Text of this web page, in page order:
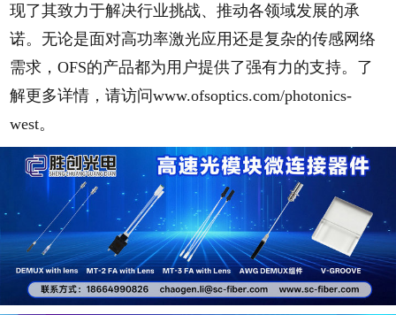
现了其致力于解决行业挑战、推动各领域发展的承
诺。无论是面对高功率激光应用还是复杂的传感网络
需求，OFS的产品都为用户提供了强有力的支持。了
解更多详情，请访问www.ofsoptics.com/photonics-
west。